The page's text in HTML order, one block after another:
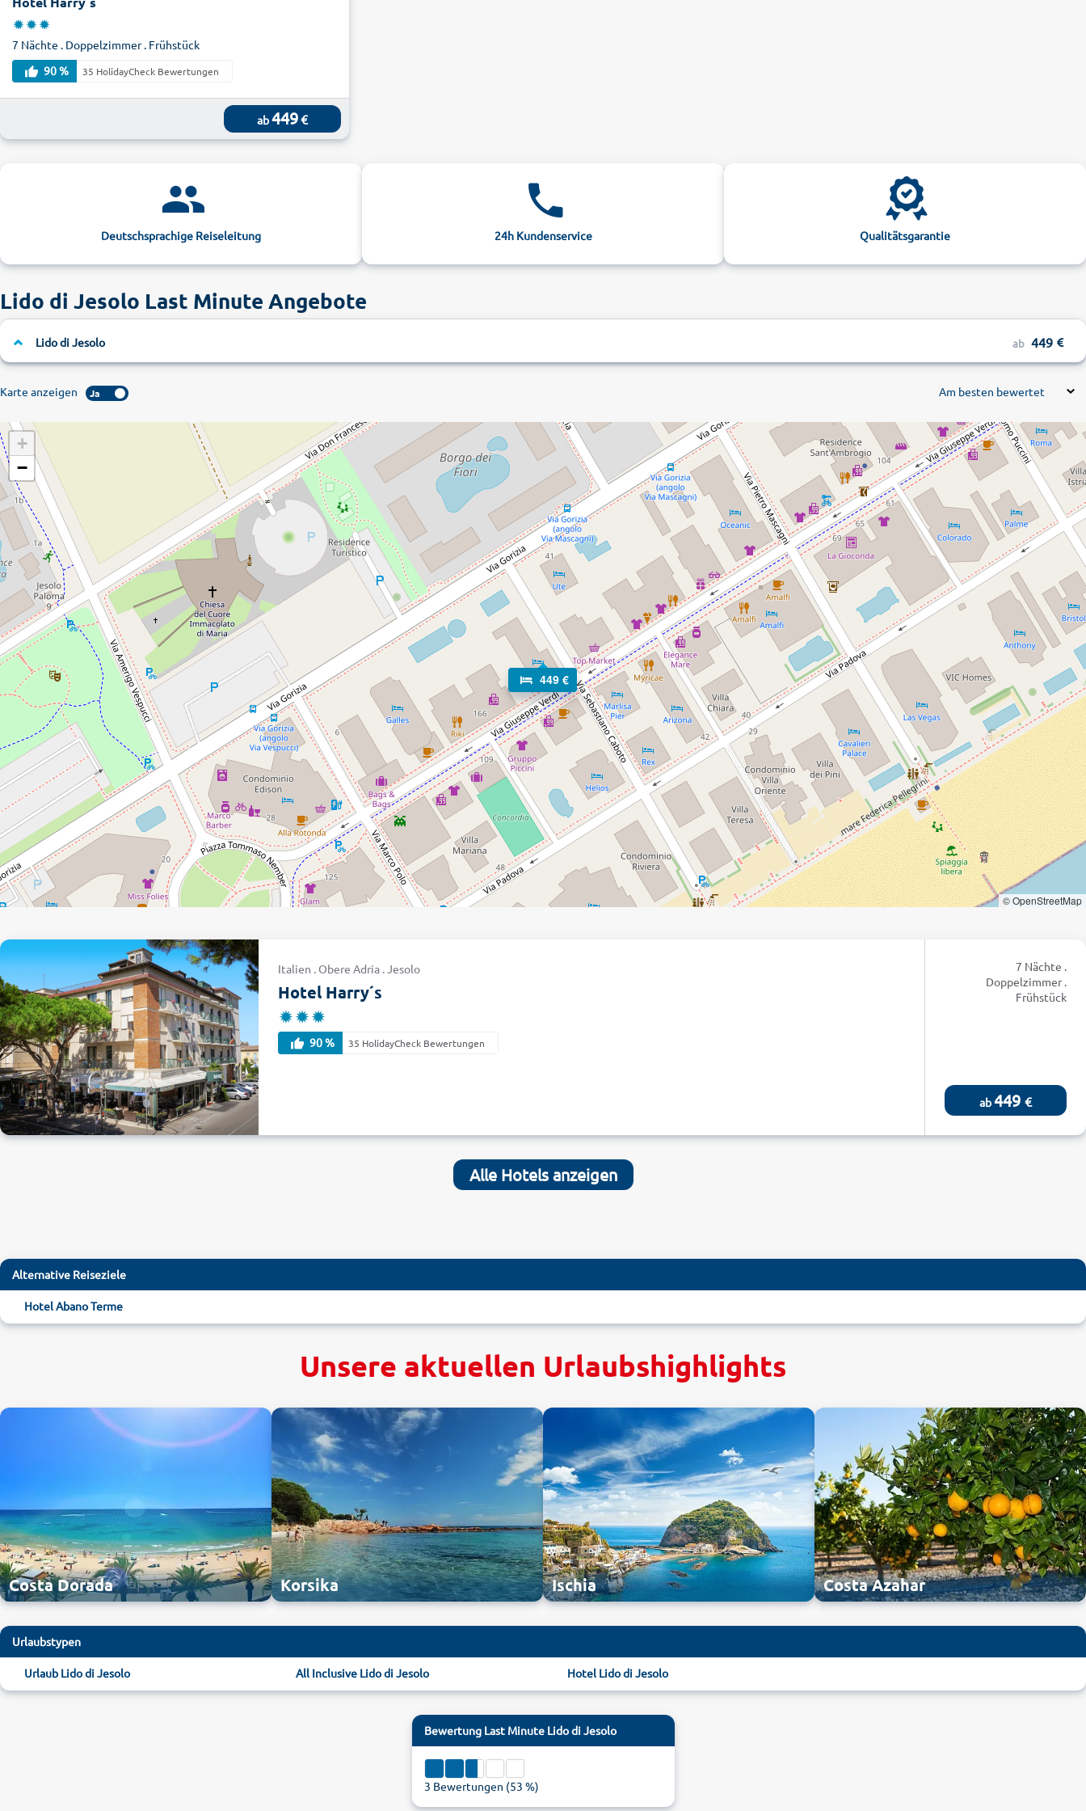
7 Nächte . Doppelzimmer . Frühstück
90 %
35 HolidayCheck Bewertungen
ab449€
Deutschsprachige Reiseleitung 24h Kundenservice Qualitätsgarantie
Lido di Jesolo Last Minute Angebote
Lido di Jesolo ab 449
Karte anzeigen Ja Am besten bewertet
449 €
+
−
© OpenStreetMap
Italien . Obere Adria . Jesolo
Hotel Harry´s
90 % 35 HolidayCheck Bewertungen
7 Nächte .
Doppelzimmer .
Frühstück
ab449 €
Alle Hotels anzeigen
Alternative Reiseziele
Hotel Abano Terme
Unsere aktuellen Urlaubshighlights
Costa Dorada Korsika Ischia Costa Azahar
Urlaubstypen
Urlaub Lido di Jesolo All Inclusive Lido di Jesolo Hotel Lido di Jesolo
Bewertung Last Minute Lido di Jesolo
3 Bewertungen (53 %)